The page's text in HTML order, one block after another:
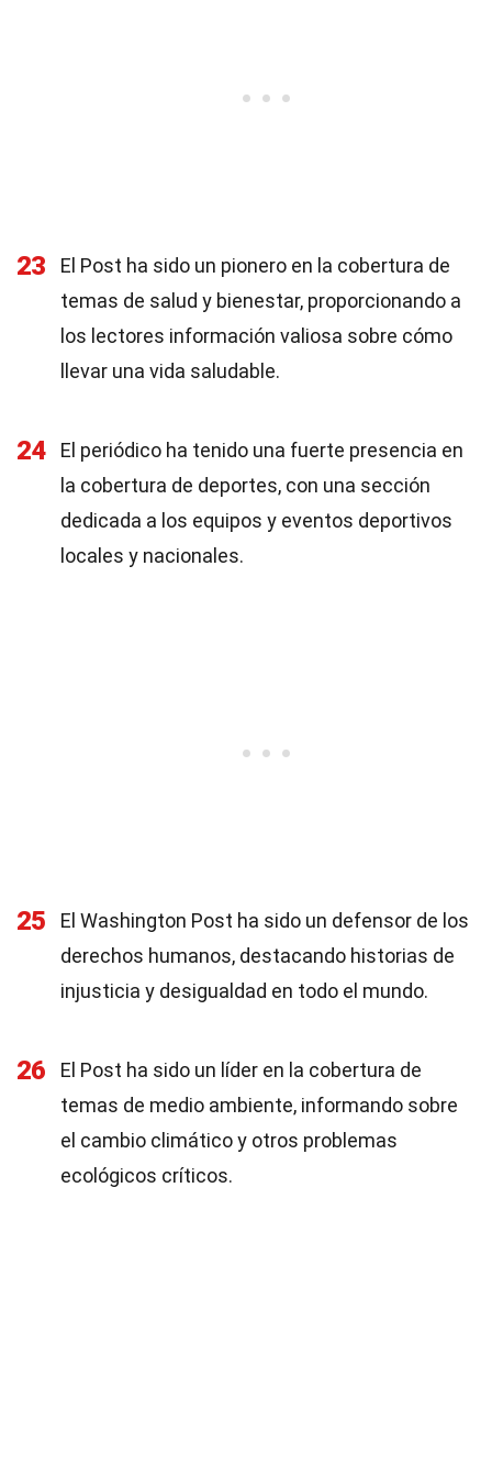
23
El Post ha sido un pionero en la cobertura de
temas de salud y bienestar, proporcionando a
los lectores información valiosa sobre cómo
llevar una vida saludable.
24
El periódico ha tenido una fuerte presencia en
la cobertura de deportes, con una sección
dedicada a los equipos y eventos deportivos
locales y nacionales.
25
El Washington Post ha sido un defensor de los
derechos humanos, destacando historias de
injusticia y desigualdad en todo el mundo.
26
El Post ha sido un líder en la cobertura de
temas de medio ambiente, informando sobre
el cambio climático y otros problemas
ecológicos críticos.